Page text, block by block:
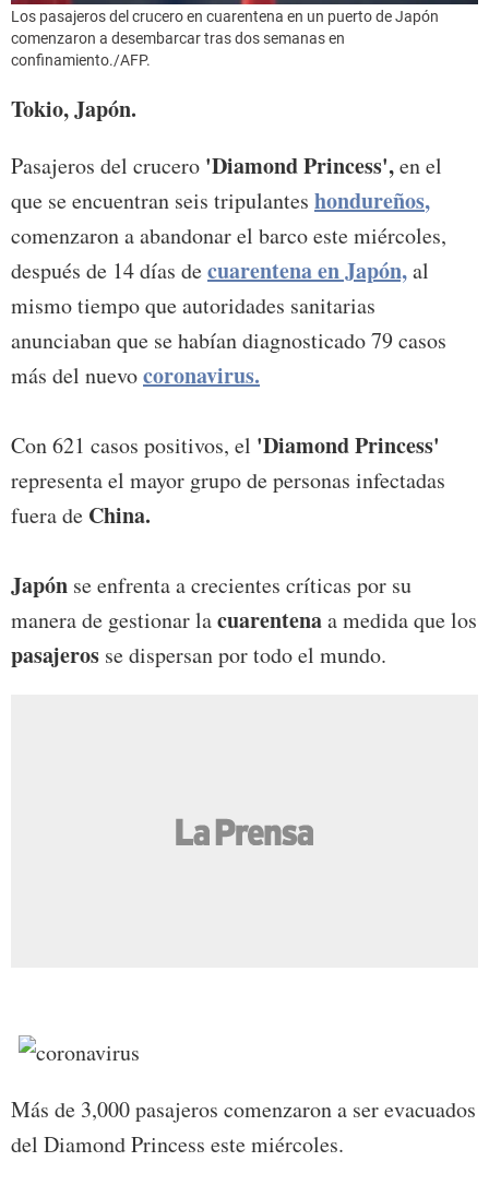
Los pasajeros del crucero en cuarentena en un puerto de Japón
comenzaron a desembarcar tras dos semanas en
confinamiento./AFP.
Tokio, Japón.
Pasajeros del crucero 'Diamond Princess',en el
que se encuentran seis tripulantes hondureños,
comenzaron a abandonar el barco este miércoles,
después de 14 días decuarentenaen Japón,al
mismo tiempo que autoridades sanitarias
anunciaban que se habían diagnosticado 79 casos
más del nuevocoronavirus.
Con 621 casos positivos, el 'Diamond Princess'
representa el mayor grupo de personas infectadas
fuera de China.
Japón se enfrenta a crecientes críticas por su
manera de gestionar lacuarentenaa medida que los
pasajeros se dispersan por todo el mundo.
Más de 3,000 pasajeros comenzaron a ser evacuados
del Diamond Princess este miércoles.